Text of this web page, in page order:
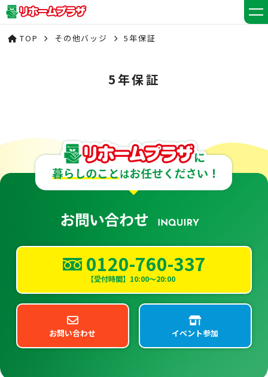
TOP その他バッジ 5年保証
5年保証
0120-760-337
【受付時間】10:00～20:00
お問い合わせ イベント参加